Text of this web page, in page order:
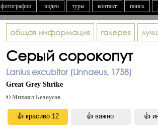
фотографии видео туры контакт поиск
общая информация галерея
Серый сорокопут
Lanius excubitor (Linnaeus, 1758)
Great Grey Shrike
© Михаил Белоусов